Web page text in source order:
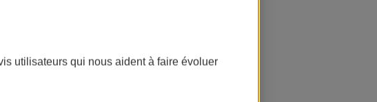
utilisateurs qui nous aident à faire évoluer